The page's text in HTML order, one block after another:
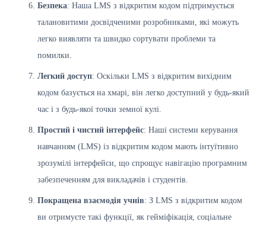
Безпека: Наша LMS з відкритим кодом підтримується
талановитими досвідченими розробниками, які можуть
легко виявляти та швидко сортувати проблеми та
помилки.
Легкий доступ: Оскільки LMS з відкритим вихідним
кодом базується на хмарі, він легко доступний у будь-який
час і з будь-якої точки земної кулі.
Простий і чистий інтерфейс: Наші системи керування
навчанням (LMS) із відкритим кодом мають інтуїтивно
зрозумілі інтерфейси, що спрощує навігацію програмним
забезпеченням для викладачів і студентів.
Покращена взаємодія учнів: З LMS з відкритим кодом
ви отримуєте такі функції, як гейміфікація, соціальне